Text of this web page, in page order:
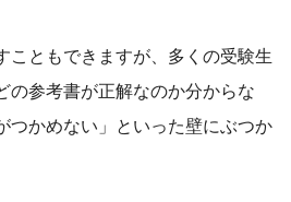
こともできますが、多くの受験生
の参考書が正解なのか分からな
つかめない」といった壁にぶつか